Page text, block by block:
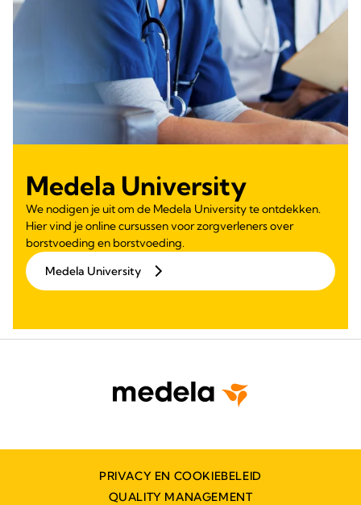
Medela University
We nodigen je uit om de Medela University te ontdekken.
Hier vind je online cursussen voor zorgverleners over
borstvoeding en borstvoeding.
Medela University
PRIVACY EN COOKIEBELEID
QUALITY MANAGEMENT